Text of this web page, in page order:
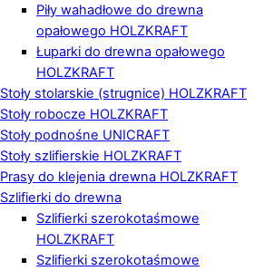
Piły wahadłowe do drewna
opałowego HOLZKRAFT
Łuparki do drewna opałowego
HOLZKRAFT
Stoły stolarskie (strugnice) HOLZKRAFT
Stoły robocze HOLZKRAFT
Stoły podnośne UNICRAFT
Stoły szlifierskie HOLZKRAFT
Prasy do klejenia drewna HOLZKRAFT
Szlifierki do drewna
Szlifierki szerokotaśmowe
HOLZKRAFT
Szlifierki szerokotaśmowe